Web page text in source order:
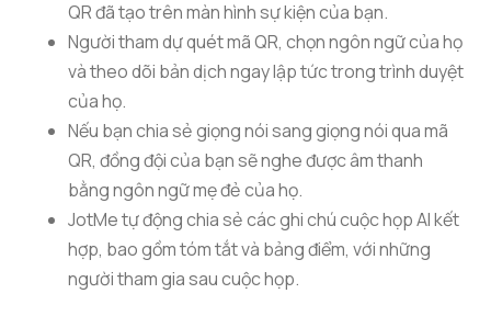
QR đã tạo trên màn hình sự kiện của bạn.
Người tham dự quét mã QR, chọn ngôn ngữ của họ
và theo dõi bản dịch ngay lập tức trong trình duyệt
của họ.
Nếu bạn chia sẻ giọng nói sang giọng nói qua mã
QR, đồng đội của bạn sẽ nghe được âm thanh
bằng ngôn ngữ mẹ đẻ của họ.
JotMe tự động chia sẻ các ghi chú cuộc họp AI kết
hợp, bao gồm tóm tắt và bảng điểm, với những
người tham gia sau cuộc họp.